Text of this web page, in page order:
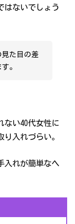
はないでしょう
た目の差
。
ない40代女性に
入れづらい。
入れが簡単なヘ